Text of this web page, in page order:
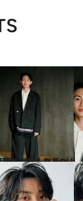
機となった作品の“秘話”
ャー